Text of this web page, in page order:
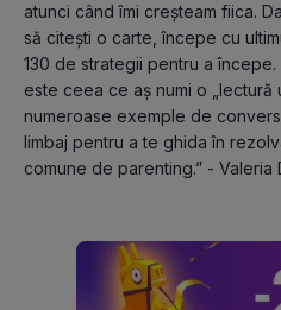
atunci când îmi creșteam fiica.
să citești o carte, începe cu
130 de strategii pentru a
este ceea ce aș numi o „lectură
numeroase exemple de
limbaj pentru a te ghida în
comune de parenting.” - Valeria